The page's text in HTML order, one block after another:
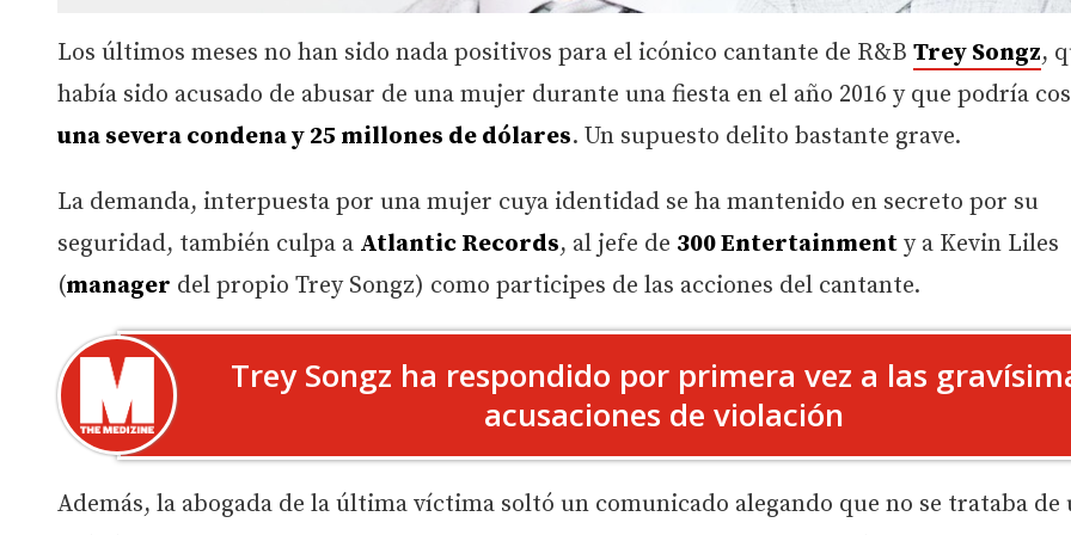
Los últimos meses no han sido nada positivos para el icónico cantante de R&B Trey Songz,
había sido acusado de abusar de una mujer durante una fiesta en el año 2016 y que podría
una severa condena y 25 millones de dólares. Un supuesto delito bastante grave.
La demanda, interpuesta por una mujer cuya identidad se ha mantenido en secreto por su
seguridad, también culpa a Atlantic Records, al jefe de 300 Entertainment y a Kevin Liles
(manager del propio Trey Songz) como participes de las acciones del cantante.
Trey Songz ha respondido por primera vez a las
acusaciones de violación
Además, la abogada de la última víctima soltó un comunicado alegando que no se trataba de